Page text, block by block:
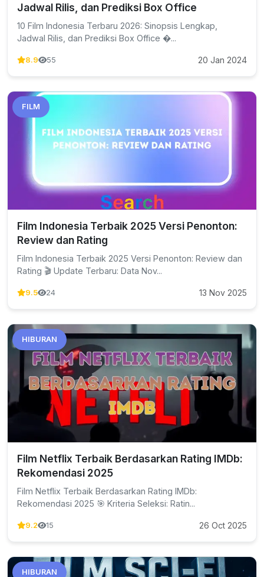
Jadwal Rilis, dan Prediksi Box Office
10 Film Indonesia Terbaru 2026: Sinopsis Lengkap,
Jadwal Rilis, dan Prediksi Box Office �...
8.9 55 20 Jan 2024
FILM
Film Indonesia Terbaik 2025 Versi Penonton:
Review dan Rating
Film Indonesia Terbaik 2025 Versi Penonton: Review dan
Rating 🎬 Update Terbaru: Data Nov...
9.5 24 13 Nov 2025
HIBURAN
Film Netflix Terbaik Berdasarkan Rating IMDb:
Rekomendasi 2025
Film Netflix Terbaik Berdasarkan Rating IMDb:
Rekomendasi 2025 🎯 Kriteria Seleksi: Ratin...
9.2 15 26 Oct 2025
HIBURAN